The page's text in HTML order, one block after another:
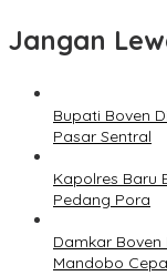
Jangan
Bupati Boven
Pasar Sentral
Kapolres Baru
Pedang Pora
Damkar
Mandobo